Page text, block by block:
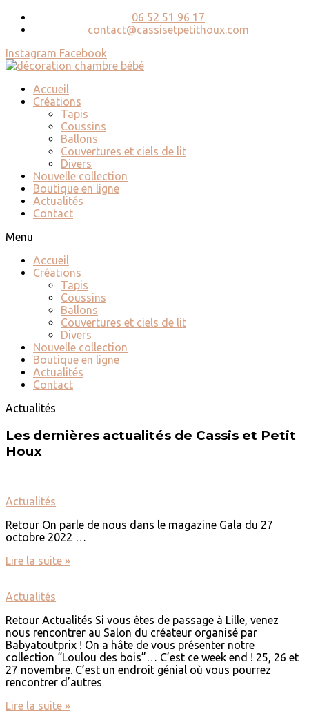
06 52 51 96 17
contact@cassisetpetithoux.com
Instagram Facebook
Accueil
Créations
Tapis
Coussins
Ballons
Couvertures et ciels de lit
Divers
Nouvelle collection
Boutique en ligne
Actualités
Contact
Menu
Accueil
Créations
Tapis
Coussins
Ballons
Couvertures et ciels de lit
Divers
Nouvelle collection
Boutique en ligne
Actualités
Contact
Actualités
Les dernières actualités de Cassis et Petit
Houx
Actualités
Retour On parle de nous dans le magazine Gala du 27
octobre 2022 …
Lire la suite »
Actualités
Retour Actualités Si vous êtes de passage à Lille, venez
nous rencontrer au Salon du créateur organisé par
Babyatoutprix ! On a hâte de vous présenter notre
collection “Loulou des bois”… C’est ce week end ! 25, 26 et
27 novembre. C’est un endroit génial où vous pourrez
rencontrer d’autres
Lire la suite »